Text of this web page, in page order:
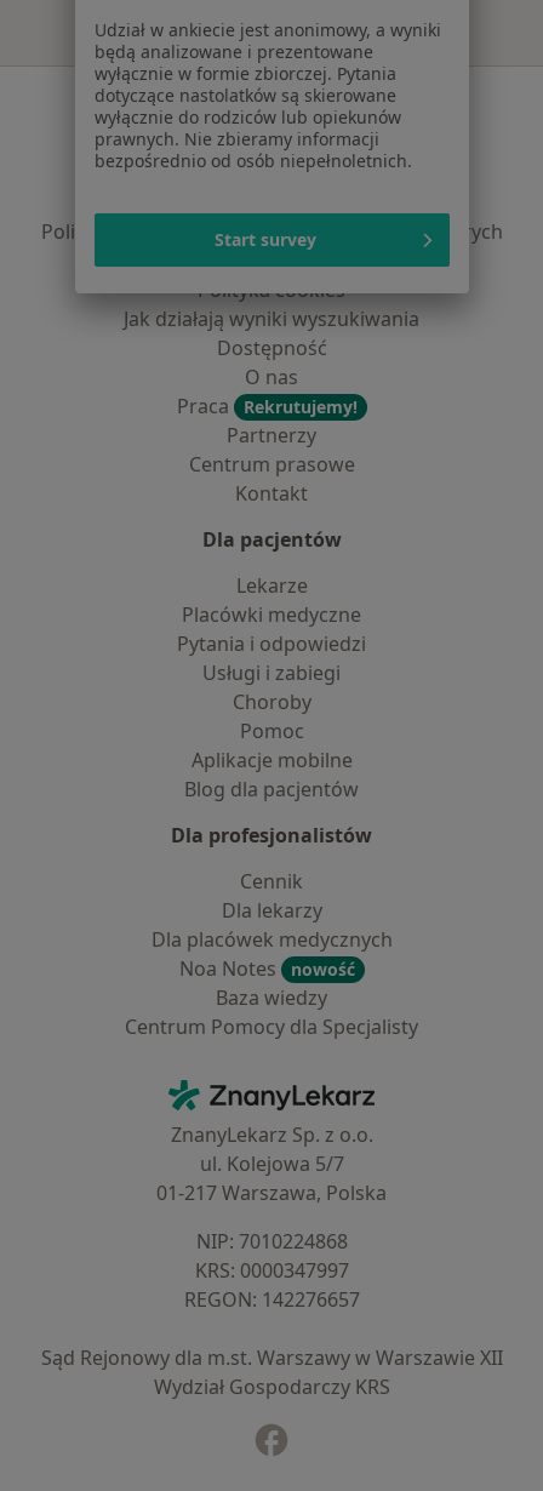
Serwis
Regulamin
Polityka prywatności pacjentów
Polityka prywatności dla profesjonalistów, których
dane pozyskaliśmy samodzielnie
Polityka cookies
Jak działają wyniki wyszukiwania
Dostępność
O nas
Praca
Rekrutujemy!
Partnerzy
Centrum prasowe
Kontakt
Dla pacjentów
Lekarze
Placówki medyczne
Pytania i odpowiedzi
Usługi i zabiegi
Choroby
Pomoc
Aplikacje mobilne
Blog dla pacjentów
Dla profesjonalistów
Cennik
Dla lekarzy
Dla placówek medycznych
Noa Notes
nowość
Baza wiedzy
Centrum Pomocy dla Specjalisty
ZnanyLekarz - Strona główna
ZnanyLekarz Sp. z o.o.
ul. Kolejowa 5/7
01-217 Warszawa, Polska
NIP: ⁠7010224868
KRS: ⁠0000347997
REGON: ⁠142276657
Sąd Rejonowy dla m.st. Warszawy w Warszawie XII
Wydział Gospodarczy KRS
Udział w ankiecie jest anonimowy, a wyniki
będą analizowane i prezentowane
wyłącznie w formie zbiorczej. Pytania
dotyczące nastolatków są skierowane
wyłącznie do rodziców lub opiekunów
prawnych. Nie zbieramy informacji
bezpośrednio od osób niepełnoletnich.
Start survey